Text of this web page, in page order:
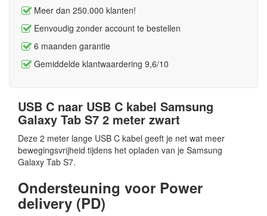
Meer dan 250.000 klanten!
Eenvoudig zonder account te bestellen
6 maanden garantie
Gemiddelde klantwaardering 9,6/10
USB C naar USB C kabel Samsung
Galaxy Tab S7 2 meter zwart
Deze 2 meter lange USB C kabel geeft je net wat meer
bewegingsvrijheid tijdens het opladen van je Samsung
Galaxy Tab S7.
Ondersteuning voor Power
delivery (PD)